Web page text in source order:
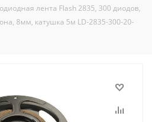
лента Flash 2835, 300 диодов,
8мм, катушка 5м LD-2835-300-20-